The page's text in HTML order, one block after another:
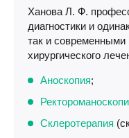
Ханова Л. Ф.
диагностики и
так и
хирургического
Аноскопия;
Склеротерапия